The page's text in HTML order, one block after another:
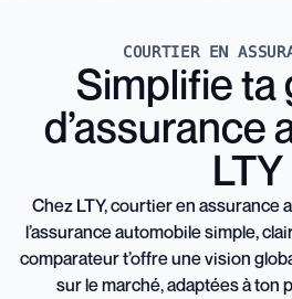
COURTIER EN
Simplifie ta
d’assurance
LTY
Chez LTY, courtier en assurance
l’assurance automobile simple,
comparateur t’offre une vision
sur le marché, adaptées à ton